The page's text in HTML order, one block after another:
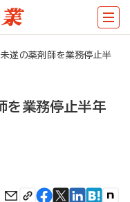
未遂の薬剤師を業務停止半
を業務停止半年